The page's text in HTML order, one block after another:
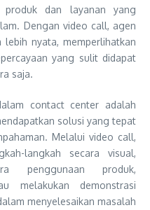
dan layanan yang
Dengan video call, agen
lebih nyata, memperlihatkan
yang sulit didapat
saja.
contact center adalah
solusi yang tepat
Melalui video call,
langkah secara visual,
penggunaan produk,
melakukan demonstrasi
menyelesaikan masalah